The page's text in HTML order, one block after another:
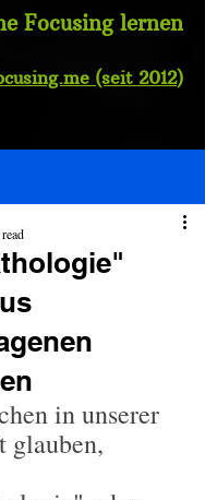
Focusing lernen
(seit 2012)
in unserer
glauben,